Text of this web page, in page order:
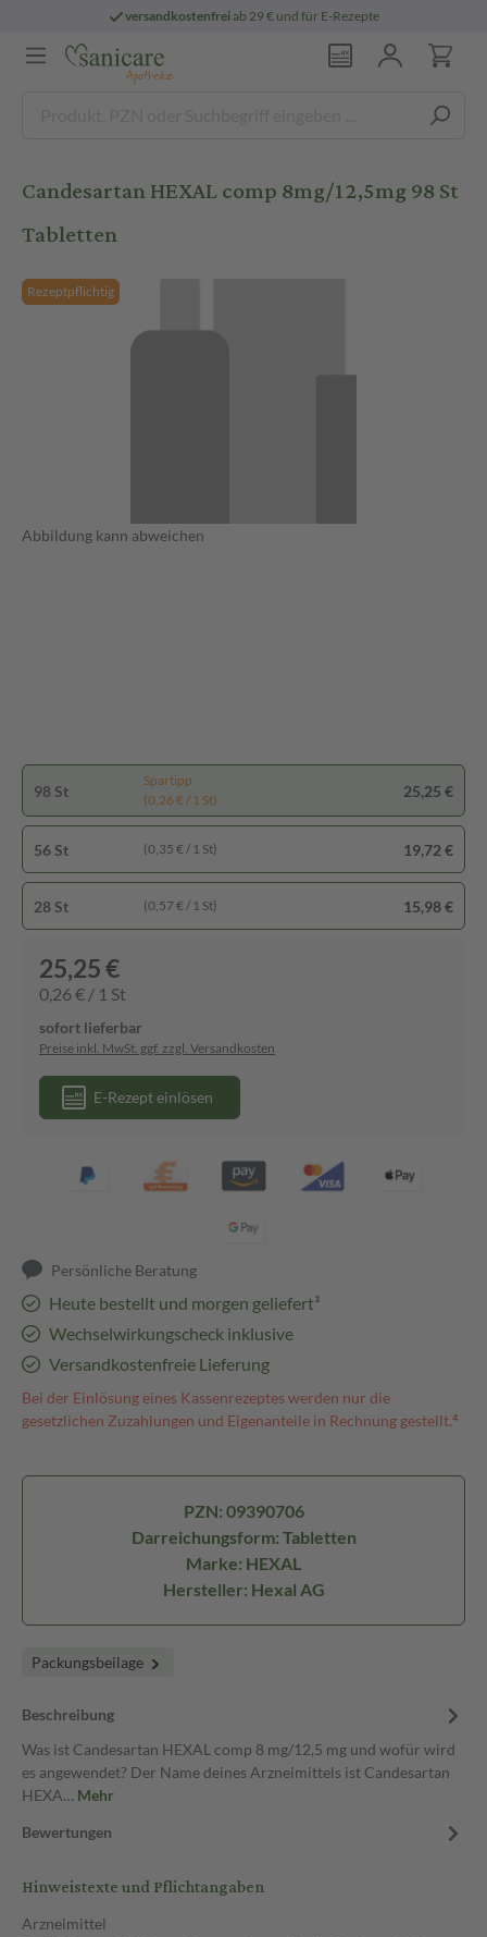
versandkostenfreiab 29 € und für E-Rezepte
Candesartan HEXAL comp 8mg/12,5mg 98 St
Tabletten
Rezeptpflichtig
Abbildung kann abweichen
98 St
Spartipp
(0,26 € / 1 St)
25,25 €
56 St (0,35 € / 1 St) 19,72 €
28 St (0,57 € / 1 St) 15,98 €
25,25 €
0,26 € / 1 St
sofort lieferbar
Preise inkl. MwSt. ggf. zzgl. Versandkosten
E-Rezept einlösen
Persönliche Beratung
Heute bestellt und morgen geliefert³
Wechselwirkungscheck inklusive
Versandkostenfreie Lieferung
Bei der Einlösung eines Kassenrezeptes werden nur die
gesetzlichen Zuzahlungen und Eigenanteile in Rechnung gestellt.⁴
PZN: 09390706
Darreichungsform: Tabletten
Marke: HEXAL
Hersteller: Hexal AG
Packungsbeilage
Beschreibung
Was ist Candesartan HEXAL comp 8 mg/12,5 mg und wofür wird
es angewendet? Der Name deines Arzneimittels ist Candesartan
HEXA… Mehr
Bewertungen
Hinweistexte und Pflichtangaben
Arzneimittel